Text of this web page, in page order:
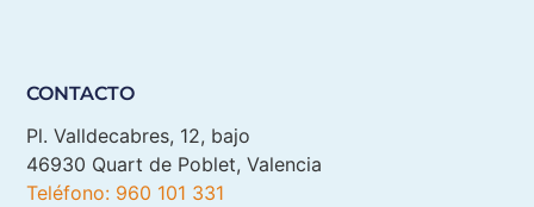
CONTACTO
Pl. Valldecabres, 12, bajo
46930 Quart de Poblet, Valencia
Teléfono: 960 101 331